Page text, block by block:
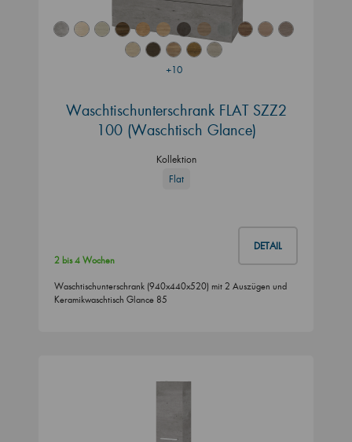
+10
Waschtischunterschrank FLAT SZZ2
100 (Waschtisch Glance)
Kollektion
Flat
DETAIL
2 bis 4 Wochen
Waschtischunterschrank (940x440x520) mit 2 Auszügen und
Keramikwaschtisch Glance 85